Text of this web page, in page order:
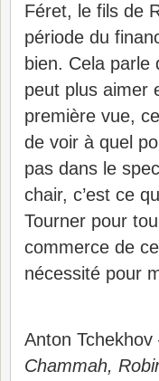
Féret, le fils de
période du
bien. Cela parle
peut plus aimer
première vue,
de voir à quel
pas dans le
chair, c’est ce
Tourner pour
commerce de
nécessité pour
Anton Tchekhov
Chammah,